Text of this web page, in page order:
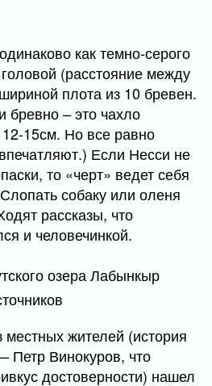
как темно-серого
(расстояние между
плота из 10 бревен.
бревно – это чахло
15см. Но все равно
Если Несси не
то «черт» ведет себя
собаку или оленя
рассказы, что
и человечинкой.
местных жителей (история
Петр Винокуров, что
достоверности) нашел